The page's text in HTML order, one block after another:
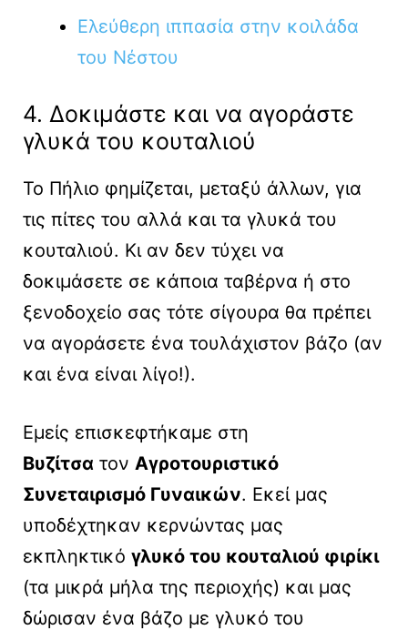
Ελεύθερη ιππασία στην κοιλάδα
του Νέστου
4. Δοκιμάστε και να αγοράστε
γλυκά του κουταλιού
Το Πήλιο φημίζεται, μεταξύ άλλων, για
τις πίτες του αλλά και τα γλυκά του
κουταλιού. Κι αν δεν τύχει να
δοκιμάσετε σε κάποια ταβέρνα ή στο
ξενοδοχείο σας τότε σίγουρα θα πρέπει
να αγοράσετε ένα τουλάχιστον βάζο (αν
και ένα είναι λίγο!).
Εμείς επισκεφτήκαμε στη
Βυζίτσα τον Αγροτουριστικό
Συνεταιρισμό Γυναικών. Εκεί μας
υποδέχτηκαν κερνώντας μας
εκπληκτικό γλυκό του κουταλιού φιρίκι
(τα μικρά μήλα της περιοχής) και μας
δώρισαν ένα βάζο με γλυκό του